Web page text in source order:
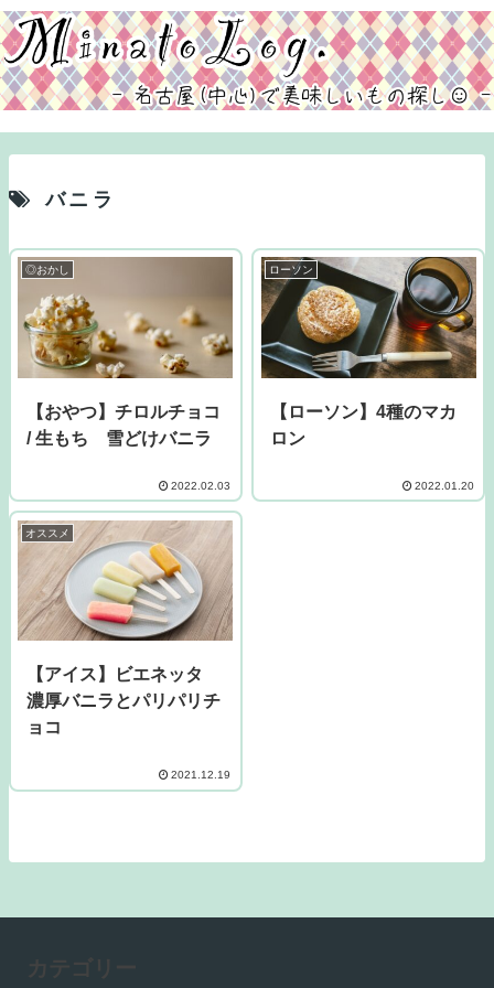
バニラ
◎おかし
【おやつ】チロルチョコ
/ 生もち 雪どけバニラ
2022.02.03
ローソン
【ローソン】4種のマカ
ロン
2022.01.20
オススメ
【アイス】ビエネッタ
濃厚バニラとパリパリチ
ョコ
2021.12.19
カテゴリー